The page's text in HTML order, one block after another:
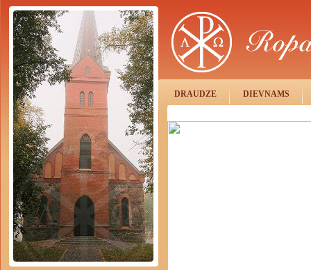
DRAUDZE DIEVNAMS